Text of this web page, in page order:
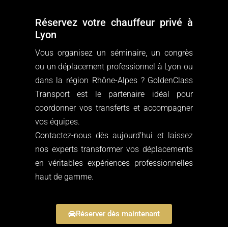
Réservez votre chauffeur privé à
Lyon
Vous organisez un séminaire, un congrès
ou un déplacement professionnel à Lyon ou
dans la région Rhône-Alpes ? GoldenClass
Transport est le partenaire idéal pour
coordonner vos transferts et accompagner
vos équipes.
Contactez-nous dès aujourd’hui et laissez
nos experts transformer vos déplacements
en véritables expériences professionnelles
haut de gamme.
Réserver dès maintenant